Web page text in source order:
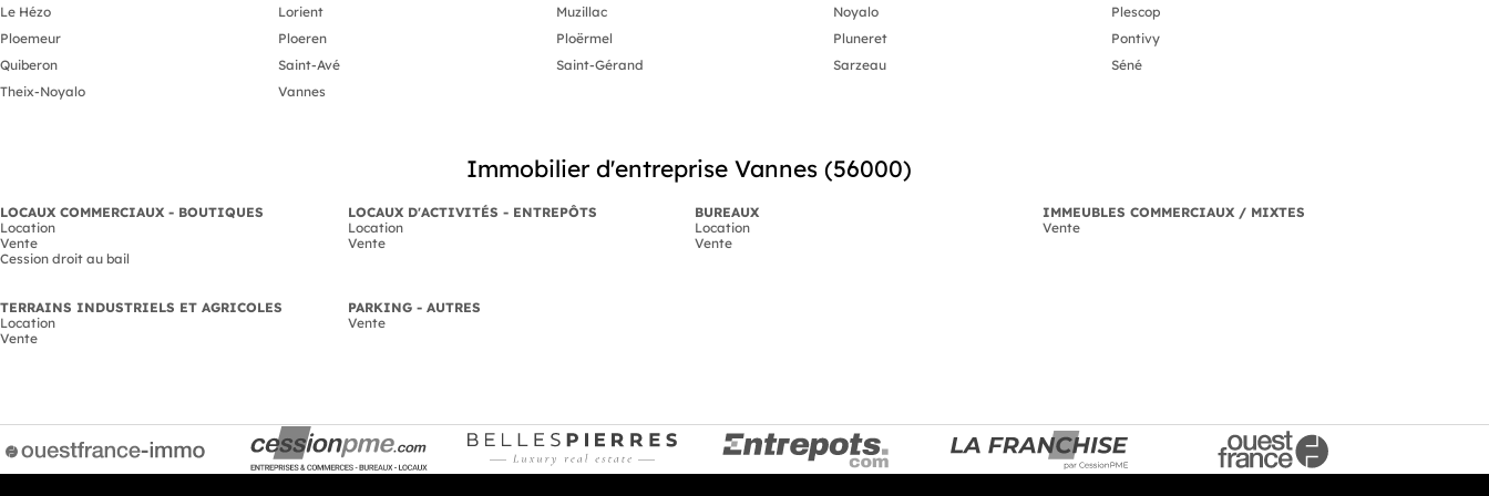
Le Hézo
Lorient Muzillac Noyalo
Plescop
Ploemeur
Ploeren Ploërmel Pluneret
Pontivy
Quiberon
Saint-Avé Saint-Gérand Sarzeau
Séné
Theix-Noyalo
Vannes
Immobilier d'entreprise Vannes (56000)
LOCAUX COMMERCIAUX - BOUTIQUES
Location
Vente
Cession droit au bail
LOCAUX D'ACTIVITÉS - ENTREPÔTS
Location
Vente
BUREAUX
Location
Vente
IMMEUBLES COMMERCIAUX / MIXTES
Vente
TERRAINS INDUSTRIELS ET AGRICOLES
Location
Vente
PARKING - AUTRES
Vente